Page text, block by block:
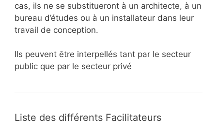
cas, ils ne se substitueront à un architecte, à un
bureau d’études ou à un installateur dans leur
travail de conception.
Ils peuvent être interpellés tant par le secteur
public que par le secteur privé
Liste des différents Facilitateurs